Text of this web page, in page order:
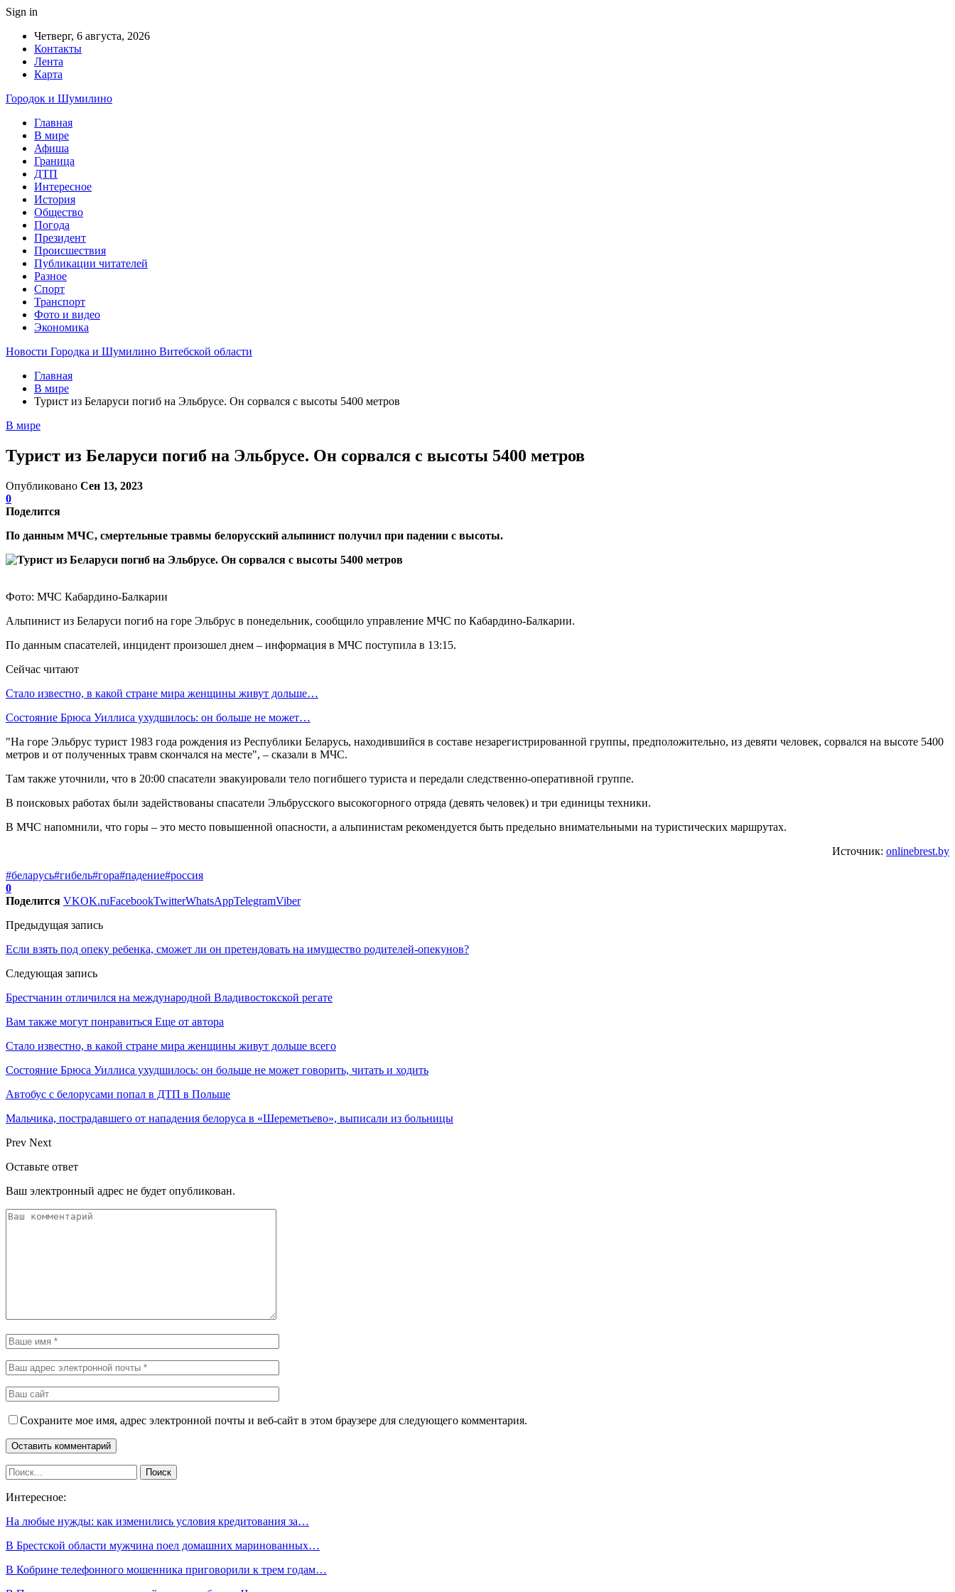
Sign in
Четверг, 6 августа, 2026
Контакты
Лента
Карта
Городок и Шумилино
Главная
В мире
Афиша
Граница
ДТП
Интересное
История
Общество
Погода
Президент
Происшествия
Публикации читателей
Разное
Спорт
Транспорт
Фото и видео
Экономика
Новости Городка и Шумилино Витебской области
Главная
В мире
Турист из Беларуси погиб на Эльбрусе. Он сорвался с высоты 5400 метров
В мире
Турист из Беларуси погиб на Эльбрусе. Он сорвался с высоты 5400 метров
Опубликовано Сен 13, 2023
0
Поделится
По данным МЧС, смертельные травмы белорусский альпинист получил при падении с высоты.
Фото: МЧС Кабардино-Балкарии
Альпинист из Беларуси погиб на горе Эльбрус в понедельник, сообщило управление МЧС по Кабардино-Балкарии.
По данным спасателей, инцидент произошел днем – информация в МЧС поступила в 13:15.
Сейчас читают
Стало известно, в какой стране мира женщины живут дольше…
Состояние Брюса Уиллиса ухудшилось: он больше не может…
"На горе Эльбрус турист 1983 года рождения из Республики Беларусь, находившийся в составе незарегистрированной группы, предположительно, из девяти человек, сорвался на высоте 5400
метров и от полученных травм скончался на месте", – сказали в МЧС.
Там также уточнили, что в 20:00 спасатели эвакуировали тело погибшего туриста и передали следственно-оперативной группе.
В поисковых работах были задействованы спасатели Эльбрусского высокогорного отряда (девять человек) и три единицы техники.
В МЧС напомнили, что горы – это место повышенной опасности, а альпинистам рекомендуется быть предельно внимательными на туристических маршрутах.
Источник: onlinebrest.by
#беларусь#гибель#гора#падение#россия
0
Поделится VKOK.ruFacebookTwitterWhatsAppTelegramViber
Предыдущая запись
Если взять под опеку ребенка, сможет ли он претендовать на имущество родителей-опекунов?
Следующая запись
Брестчанин отличился на международной Владивостокской регате
Вам также могут понравиться Еще от автора
Стало известно, в какой стране мира женщины живут дольше всего
Состояние Брюса Уиллиса ухудшилось: он больше не может говорить, читать и ходить
Автобус с белорусами попал в ДТП в Польше
Мальчика, пострадавшего от нападения белоруса в «Шереметьево», выписали из больницы
Prev Next
Оставьте ответ
Ваш электронный адрес не будет опубликован.
Сохраните мое имя, адрес электронной почты и веб-сайт в этом браузере для следующего комментария.
Интересное:
На любые нужды: как изменились условия кредитования за…
В Брестской области мужчина поел домашних маринованных…
В Кобрине телефонного мошенника приговорили к трем годам…